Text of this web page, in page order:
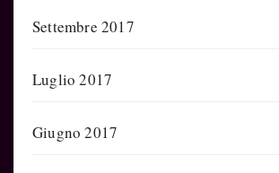
Settembre 2017
Luglio 2017
Giugno 2017